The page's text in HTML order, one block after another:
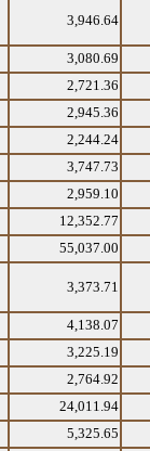
3,946.64
3,080.69
2,721.36
2,945.36
2,244.24
3,747.73
2,959.10
12,352.77
55,037.00
3,373.71
4,138.07
3,225.19
2,764.92
24,011.94
5,325.65